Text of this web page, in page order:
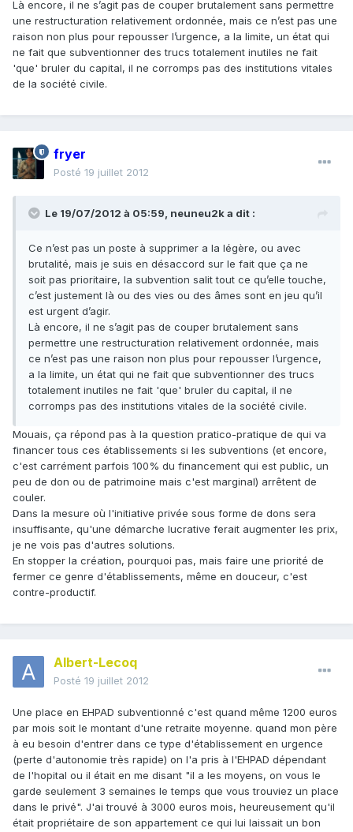
Là encore, il ne s’agit pas de couper brutalement sans permettre
une restructuration relativement ordonnée, mais ce n’est pas une
raison non plus pour repousser l’urgence, a la limite, un état qui
ne fait que subventionner des trucs totalement inutiles ne fait
'que' bruler du capital, il ne corromps pas des institutions vitales
de la société civile.
fryer
Posté 19 juillet 2012
Le 19/07/2012 à 05:59, neuneu2k a dit :
Ce n’est pas un poste à supprimer a la légère, ou avec
brutalité, mais je suis en désaccord sur le fait que ça ne
soit pas prioritaire, la subvention salit tout ce qu’elle touche,
c’est justement là ou des vies ou des âmes sont en jeu qu’il
est urgent d’agir.
Là encore, il ne s’agit pas de couper brutalement sans
permettre une restructuration relativement ordonnée, mais
ce n’est pas une raison non plus pour repousser l’urgence,
a la limite, un état qui ne fait que subventionner des trucs
totalement inutiles ne fait 'que' bruler du capital, il ne
corromps pas des institutions vitales de la société civile.
Mouais, ça répond pas à la question pratico-pratique de qui va
financer tous ces établissements si les subventions (et encore,
c'est carrément parfois 100% du financement qui est public, un
peu de don ou de patrimoine mais c'est marginal) arrêtent de
couler.
Dans la mesure où l'initiative privée sous forme de dons sera
insuffisante, qu'une démarche lucrative ferait augmenter les prix,
je ne vois pas d'autres solutions.
En stopper la création, pourquoi pas, mais faire une priorité de
fermer ce genre d'établissements, même en douceur, c'est
contre-productif.
Albert-Lecoq
Posté 19 juillet 2012
Une place en EHPAD subventionné c'est quand même 1200 euros
par mois soit le montant d'une retraite moyenne. quand mon père
à eu besoin d'entrer dans ce type d'établissement en urgence
(perte d'autonomie très rapide) on l'a pris à l'EHPAD dépendant
de l'hopital ou il était en me disant "il a les moyens, on vous le
garde seulement 3 semaines le temps que vous trouviez un place
dans le privé". J'ai trouvé à 3000 euros mois, heureusement qu'il
était propriétaire de son appartement ce qui lui laissait un bon